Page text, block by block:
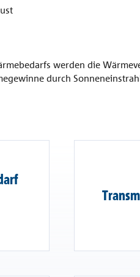
werden die
durch